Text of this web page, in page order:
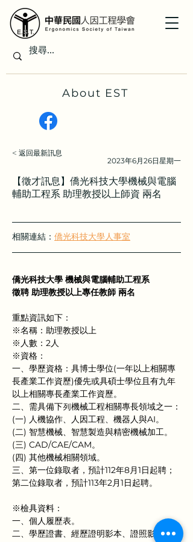
About EST
< 返回最新訊息
2023年6月26日星期一
【徵才訊息】僑光科技大學機械與電腦
輔助工程系 助理教授以上師資 兩名
相關連結： 僑光科技大學人事室
僑光科技大學 機械與電腦輔助工程系
徵聘 助理教授以上專任教師 兩名
重點資訊如下：
※名稱：助理教授以上
※人數：2人
※資格：
一、學歷資格：具博士學位(一年以上相關專
長產業工作資歷)優先或具碩士學位且有九年
以上相關專長產業工作資歷。
二、需具備下列機械工程相關專長領域之一：
(一) 人機協作、人因工程、機器人與AI。
(二) 智慧機械、智慧製造與精密機械加工。
(三) CAD/CAE/CAM。
(四) 其他機械相關領域。
三、第一位錄取者，預計112年8月1日起聘；
第二位錄取者，預計113年2月1日起聘。
※檢具資料：
一、個人履歷表。
二、學歷證書、經歷證明影本、證照影本。